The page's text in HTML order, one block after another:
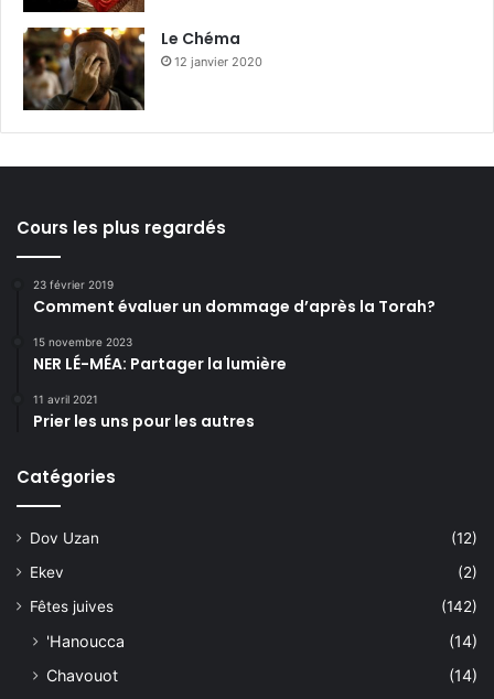
Le Chéma
12 janvier 2020
Cours les plus regardés
23 février 2019
Comment évaluer un dommage d’après la Torah?
15 novembre 2023
NER LÉ-MÉA: Partager la lumière
11 avril 2021
Prier les uns pour les autres
Catégories
Dov Uzan
(12)
Ekev
(2)
Fêtes juives
(142)
'Hanoucca
(14)
Chavouot
(14)